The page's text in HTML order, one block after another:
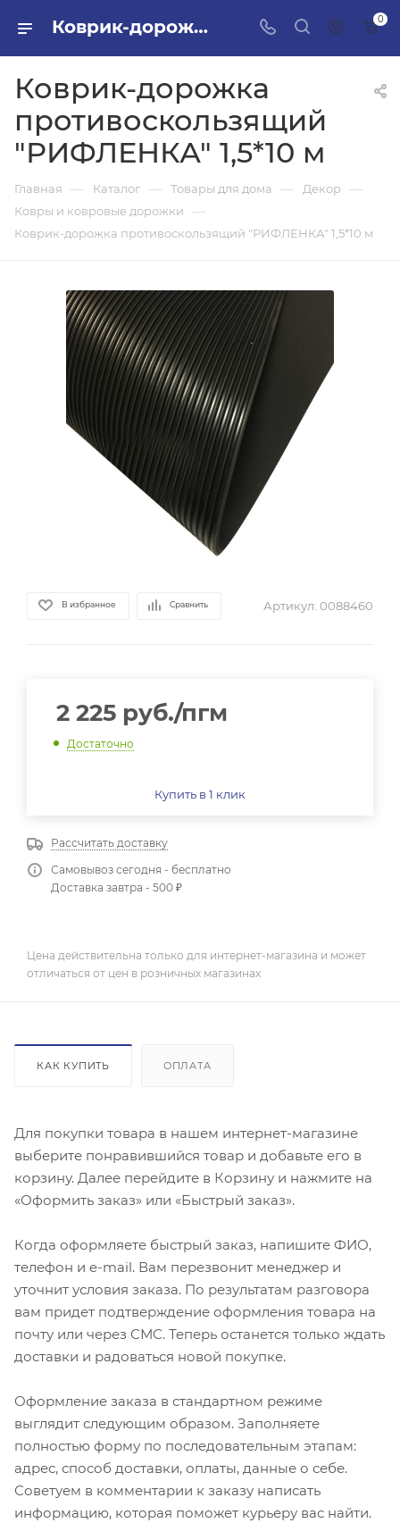
Коврик-дорожка противоскользящий "РИФЛЕНКА" 1,5*10 м в ПИЛОН — купить стройматериалы в интернет-магазине ПИЛОН с доставкой оптом и в розницу 0
Коврик-дорожка
противоскользящий
"РИФЛЕНКА" 1,5*10 м
Главная — Каталог — Товары для дома — Декор —
Ковры и ковровые дорожки —
Коврик-дорожка противоскользящий "РИФЛЕНКА" 1,5*10 м
В избранное Сравнить Артикул: 0088460
2 225 руб./пгм
Достаточно
Купить в 1 клик
Рассчитать доставку
Самовывоз сегодня - бесплатно
Доставка завтра - 500 ₽
Цена действительна только для интернет-магазина и может
отличаться от цен в розничных магазинах
КАК КУПИТЬ ОПЛАТА
Для покупки товара в нашем интернет-магазине
выберите понравившийся товар и добавьте его в
корзину. Далее перейдите в Корзину и нажмите на
«Оформить заказ» или «Быстрый заказ».
Когда оформляете быстрый заказ, напишите ФИО,
телефон и e-mail. Вам перезвонит менеджер и
уточнит условия заказа. По результатам разговора
вам придет подтверждение оформления товара на
почту или через СМС. Теперь останется только ждать
доставки и радоваться новой покупке.
Оформление заказа в стандартном режиме
выглядит следующим образом. Заполняете
полностью форму по последовательным этапам:
адрес, способ доставки, оплаты, данные о себе.
Советуем в комментарии к заказу написать
информацию, которая поможет курьеру вас найти.